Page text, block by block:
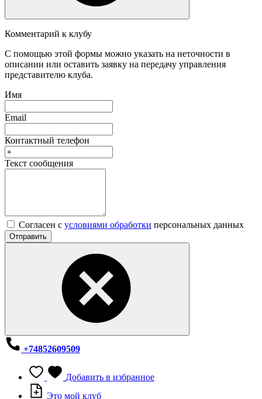
Комментарий к клубу
С помощью этой формы можно указать на неточности в
описании или оставить заявку на передачу управления
представителю клуба.
Имя
Email
Контактный телефон
Текст сообщения
Согласен с условиями обработки персональных данных
Отправить
+74852609509
Добавить в избранное
Это мой клуб